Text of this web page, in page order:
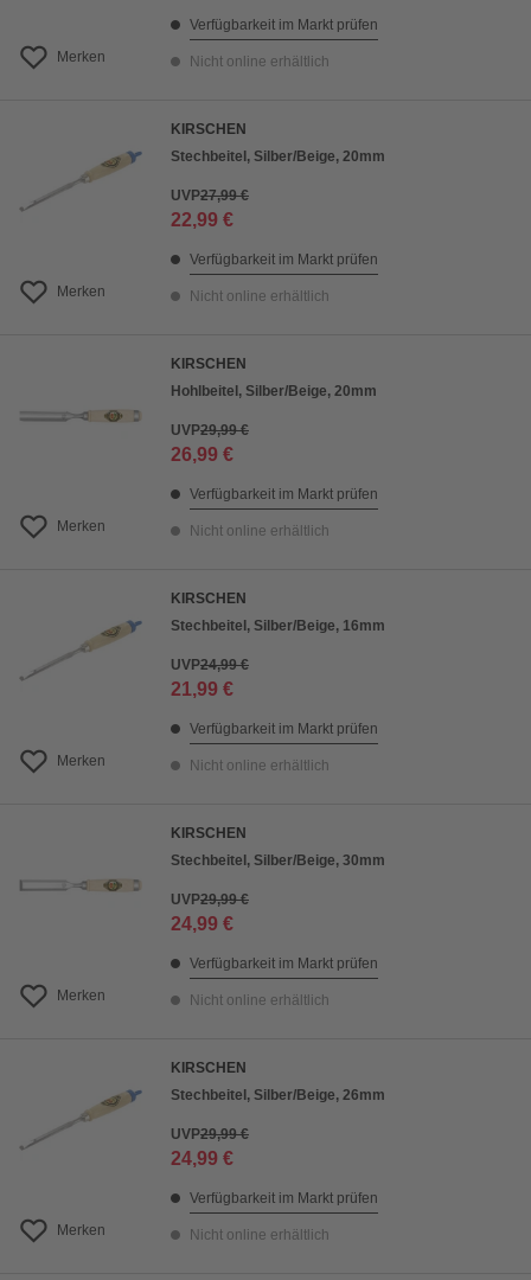
Merken
Verfügbarkeit im Markt prüfen
Nicht online erhältlich
Merken
KIRSCHEN
Stechbeitel, Silber/Beige, 20mm
UVP27,99 €
22,99 €
Verfügbarkeit im Markt prüfen
Nicht online erhältlich
Merken
KIRSCHEN
Hohlbeitel, Silber/Beige, 20mm
UVP29,99 €
26,99 €
Verfügbarkeit im Markt prüfen
Nicht online erhältlich
Merken
KIRSCHEN
Stechbeitel, Silber/Beige, 16mm
UVP24,99 €
21,99 €
Verfügbarkeit im Markt prüfen
Nicht online erhältlich
Merken
KIRSCHEN
Stechbeitel, Silber/Beige, 30mm
UVP29,99 €
24,99 €
Verfügbarkeit im Markt prüfen
Nicht online erhältlich
Merken
KIRSCHEN
Stechbeitel, Silber/Beige, 26mm
UVP29,99 €
24,99 €
Verfügbarkeit im Markt prüfen
Nicht online erhältlich